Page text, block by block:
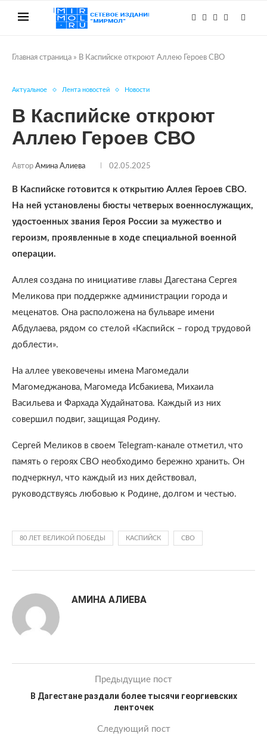
Главная страница » В Каспийске откроют Аллею Героев СВО
Актуальное Лента новостей Новости
В Каспийске откроют
Аллею Героев СВО
Автор Амина Алиева 02.05.2025
В Каспийске готовится к открытию Аллея Героев СВО.
На ней установлены бюсты четверых военнослужащих,
удостоенных звания Героя России за мужество и
героизм, проявленные в ходе специальной военной
операции.
Аллея создана по инициативе главы Дагестана Сергея
Меликова при поддержке администрации города и
меценатов. Она расположена на бульваре имени
Абдулаева, рядом со стелой «Каспийск – город трудовой
доблести».
На аллее увековечены имена Магомедали
Магомеджанова, Магомеда Исбакиева, Михаила
Васильева и Фархада Худайнатова. Каждый из них
совершил подвиг, защищая Родину.
Сергей Меликов в своем Telegram-канале отметил, что
память о героях СВО необходимо бережно хранить. Он
подчеркнул, что каждый из них действовал,
руководствуясь любовью к Родине, долгом и честью.
80 ЛЕТ ВЕЛИКОЙ ПОБЕДЫ КАСПИЙСК СВО
АМИНА АЛИЕВА
Предыдущие пост
В Дагестане раздали более тысячи георгиевских
ленточек
Следующий пост